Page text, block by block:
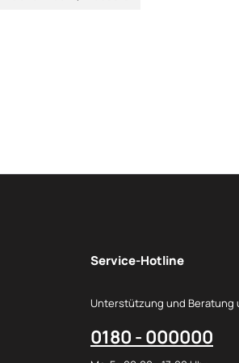
Service-Hotline
Unterstützung und Beratung
0180 - 000000